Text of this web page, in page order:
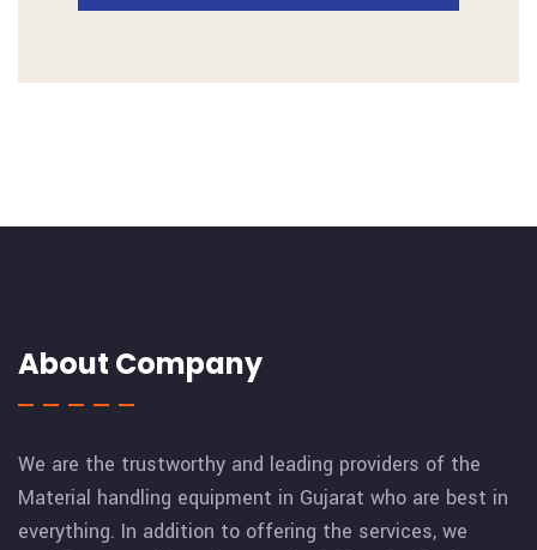
About Company
We are the trustworthy and leading providers of the
Material handling equipment in Gujarat who are best in
everything. In addition to offering the services, we